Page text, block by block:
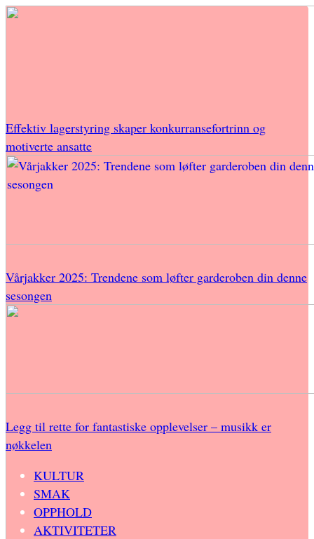
Effektiv lagerstyring skaper konkurransefortrinn og
motiverte ansatte
Vårjakker 2025: Trendene som løfter garderoben din denne
sesongen
Legg til rette for fantastiske opplevelser – musikk er
nøkkelen
KULTUR
SMAK
OPPHOLD
AKTIVITETER